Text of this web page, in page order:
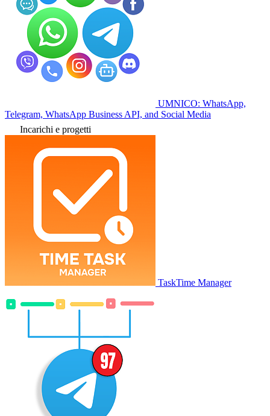
UMNICO: WhatsApp,
Telegram, WhatsApp Business API, and Social Media
Incarichi e progetti
TaskTime Manager